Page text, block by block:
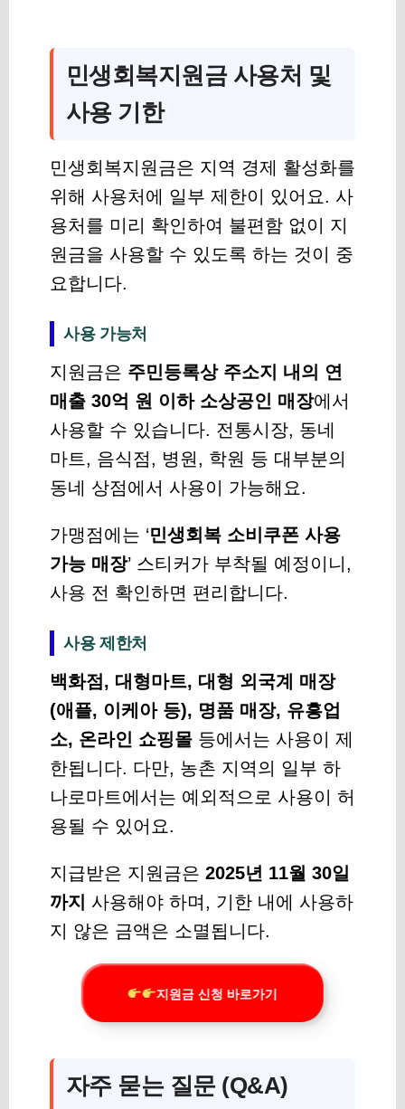
민생회복지원금 사용처 및
사용 기한
민생회복지원금은 지역 경제 활성화를
위해 사용처에 일부 제한이 있어요. 사
용처를 미리 확인하여 불편함 없이 지
원금을 사용할 수 있도록 하는 것이 중
요합니다.
사용 가능처
지원금은 주민등록상 주소지 내의 연
매출 30억 원 이하 소상공인 매장에서
사용할 수 있습니다. 전통시장, 동네
마트, 음식점, 병원, 학원 등 대부분의
동네 상점에서 사용이 가능해요.
가맹점에는 ‘민생회복 소비쿠폰 사용
가능 매장’ 스티커가 부착될 예정이니,
사용 전 확인하면 편리합니다.
사용 제한처
백화점, 대형마트, 대형 외국계 매장
(애플, 이케아 등), 명품 매장, 유흥업
소, 온라인 쇼핑몰 등에서는 사용이 제
한됩니다. 다만, 농촌 지역의 일부 하
나로마트에서는 예외적으로 사용이 허
용될 수 있어요.
지급받은 지원금은 2025년 11월 30일
까지 사용해야 하며, 기한 내에 사용하
지 않은 금액은 소멸됩니다.
지원금 신청 바로가기
자주 묻는 질문 (Q&A)